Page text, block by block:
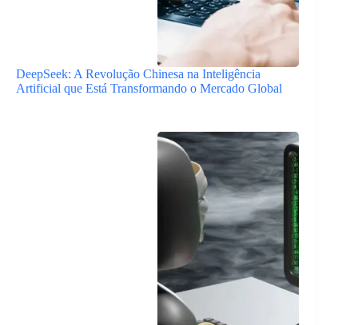
DeepSeek: A Revolução Chinesa na Inteligência
Artificial que Está Transformando o Mercado Global